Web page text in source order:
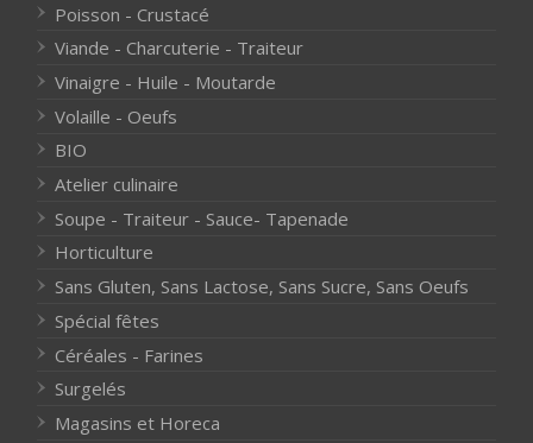
Poisson - Crustacé
Viande - Charcuterie - Traiteur
Vinaigre - Huile - Moutarde
Volaille - Oeufs
BIO
Atelier culinaire
Soupe - Traiteur - Sauce- Tapenade
Horticulture
Sans Gluten, Sans Lactose, Sans Sucre, Sans Oeufs
Spécial fêtes
Céréales - Farines
Surgelés
Magasins et Horeca